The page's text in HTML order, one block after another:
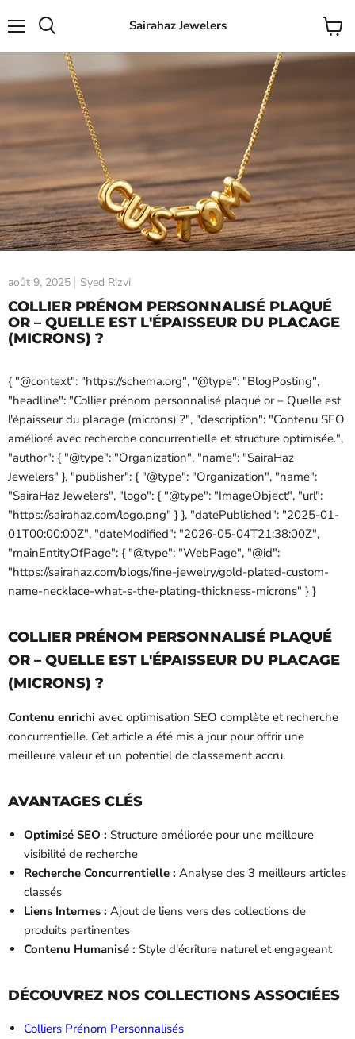
Sairahaz Jewelers
Voir
le
août 9, 2025 Syed Rizvi
COLLIER PRÉNOM PERSONNALISÉ PLAQUÉ
OR – QUELLE EST L'ÉPAISSEUR DU PLACAGE
(MICRONS) ?
{ "@context": "https://schema.org", "@type": "BlogPosting",
"headline": "Collier prénom personnalisé plaqué or – Quelle est
l'épaisseur du placage (microns) ?", "description": "Contenu SEO
amélioré avec recherche concurrentielle et structure optimisée.",
"author": { "@type": "Organization", "name": "SairaHaz
Jewelers" }, "publisher": { "@type": "Organization", "name":
"SairaHaz Jewelers", "logo": { "@type": "ImageObject", "url":
"https://sairahaz.com/logo.png" } }, "datePublished": "2025-01-
01T00:00:00Z", "dateModified": "2026-05-04T21:38:00Z",
"mainEntityOfPage": { "@type": "WebPage", "@id":
"https://sairahaz.com/blogs/fine-jewelry/gold-plated-custom-
name-necklace-what-s-the-plating-thickness-microns" } }
COLLIER PRÉNOM PERSONNALISÉ PLAQUÉ
OR – QUELLE EST L'ÉPAISSEUR DU PLACAGE
(MICRONS) ?
Contenu enrichi avec optimisation SEO complète et recherche
concurrentielle. Cet article a été mis à jour pour offrir une
meilleure valeur et un potentiel de classement accru.
AVANTAGES CLÉS
Optimisé SEO : Structure améliorée pour une meilleure
visibilité de recherche
Recherche Concurrentielle : Analyse des 3 meilleurs articles
classés
Liens Internes : Ajout de liens vers des collections de
produits pertinentes
Contenu Humanisé : Style d'écriture naturel et engageant
DÉCOUVREZ NOS COLLECTIONS ASSOCIÉES
Colliers Prénom Personnalisés